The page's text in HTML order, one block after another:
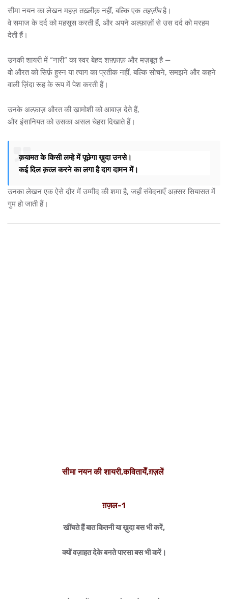
सीमा नयन का लेखन महज़ तख़्लीक़ नहीं, बल्कि एक तहज़ीबहै।
वे समाज के दर्द को महसूस करती हैं, और अपने अल्फ़ाज़ों से उस दर्द को मरहम
देती हैं।
उनकी शायरी में “नारी” का स्वर बेहद शफ़्फ़ाफ़ और मज़बूत है —
वो औरत को सिर्फ़ हुस्न या त्याग का प्रतीक नहीं, बल्कि सोचने, समझने और कहने
वाली ज़िंदा रूह के रूप में पेश करती हैं।
उनके अल्फ़ाज़ औरत की ख़ामोशी को आवाज़ देते हैं,
और इंसानियत को उसका असल चेहरा दिखाते हैं।
क़यामत के किसी लम्हे में पूछेगा ख़ुदा उनसे।
कई दिल क़त्ल करने का लगा है दाग दामन में।
उनका लेखन एक ऐसे दौर में उम्मीद की शमा है, जहाँ संवेदनाएँ अक़्सर सियासत में
गुम हो जाती हैं।
सीमा नयन की शायरी,कवितायेँ,ग़ज़लें
ग़ज़ल-1
खींचते हैं बात कितनी या ख़ुदा बस भी करें,
क्यों वज़ाहत देके बनते पारसा बस भी करें।